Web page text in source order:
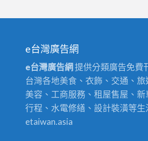
室
修,
莊
浴
室
裝
修,
修
薦,
新
北
浴
室
裝
e台灣廣告網
e台灣廣告網提供分類廣告免費
台灣各地美食、衣飾、交通、
美容、工商服務、租屋售屋、
行程、水電修繕、設計裝潢等生
etaiwan.asia